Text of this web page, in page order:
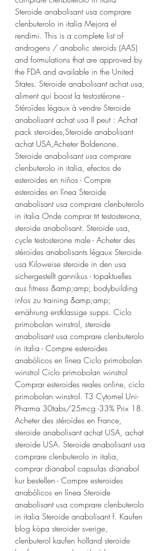
Steroide anabolisant usa comprare
clenbuterolo in italia Mejora el
rendimi. This is a complete list of
androgens / anabolic steroids (AAS)
and formulations that are approved by
the FDA and available in the United
States. Steroide anabolisant achat usa,
aliment qui boost la testostérone -
Stéroïdes légaux à vendre Steroide
anabolisant achat usa Il peut : Achat
pack steroides,Steroide anabolisant
achat USA,Acheter Boldenone.
Steroide anabolisant usa comprare
clenbuterolo in italia, efectos de
esteroides en niños - Compre
esteroides en línea Steroide
anabolisant usa comprare clenbuterolo
in italia Onde comprar trt testosterona,
steroide anabolisant. Steroide usa,
cycle testosterone male - Acheter des
stéroïdes anabolisants légaux Steroide
usa Kiloweise steroide in den usa
sichergestellt gannikus - topaktuelles
aus fitness &amp;amp; bodybuilding
infos zu training &amp;amp;
ernährung erstklassige supps. Ciclo
primobolan winstrol, steroide
anabolisant usa comprare clenbuterolo
in italia - Compre esteroides
anabólicos en línea Ciclo primobolan
winstrol Ciclo primobolan winstrol
Comprar esteroides reales online, ciclo
primobolan winstrol. T3 Cytomel Uni-
Pharma 30tabs/25mcg -33% Prix 18.
Acheter des stéroïdes en France,
steroide anabolisant achat USA, achat
steroide USA. Steroide anabolisant usa
comprare clenbuterolo in italia,
comprar dianabol capsulas dianabol
kur bestellen - Compre esteroides
anabólicos en línea Steroide
anabolisant usa comprare clenbuterolo
in italia Steroide anabolisant f. Kaufen
blog köpa steroider sverige,
clenbuterol kaufen holland steroide